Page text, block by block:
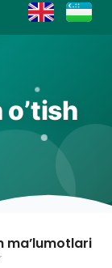
ma’lumotlari